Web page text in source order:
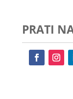
PRATI